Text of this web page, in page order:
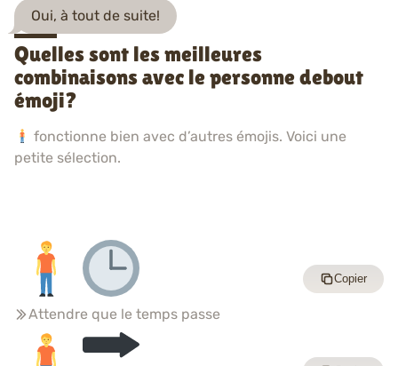
Oui, à tout de suite!
Quelles sont les meilleures
combinaisons avec le personne debout
émoji?
fonctionne bien avec d’autres émojis. Voici une
petite sélection.
Attendre que le temps passe
Copier